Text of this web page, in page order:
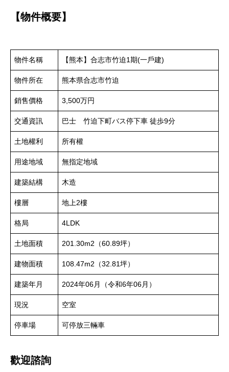
【物件概要】
物件名稱 【熊本】合志市竹迫1期(一戶建)
物件所在 熊本県合志市竹迫
銷售價格 3,500万円
交通資訊 巴士 竹迫下町バス停下車 徒歩9分
土地權利 所有權
用途地域 無指定地域
建築結構 木造
樓層 地上2樓
格局 4LDK
土地面積 201.30m2 （60.89坪）
建物面積 108.47m2 （32.81坪）
建築年月 2024年06月（令和6年06月）
現況 空室
停車場 可停放三輛車
歡迎諮詢